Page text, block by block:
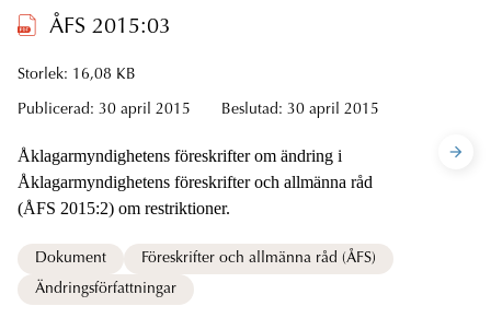
ÅFS 2015:03
Storlek: 16,08 KB
Publicerad: 30 april 2015 Beslutad: 30 april 2015
Åklagarmyndighetens föreskrifter om ändring i
Åklagarmyndighetens föreskrifter och allmänna råd
(ÅFS 2015:2) om restriktioner.
Dokument
Föreskrifter och allmänna råd (ÅFS)
Ändringsförfattningar